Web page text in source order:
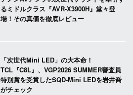
るミドルクラス『AVR-X3900H』堂々登
場！その真価を徹底レビュー
「次世代Mini LED」の大本命！
TCL『C8L』、VGP2026 SUMMER審査員
特別賞を受賞したSQD-Mini LEDを岩井喬
がチェック